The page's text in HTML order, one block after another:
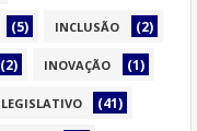
(5) INCLUSÃO (2)
(2) INOVAÇÃO (1)
LEGISLATIVO (41)